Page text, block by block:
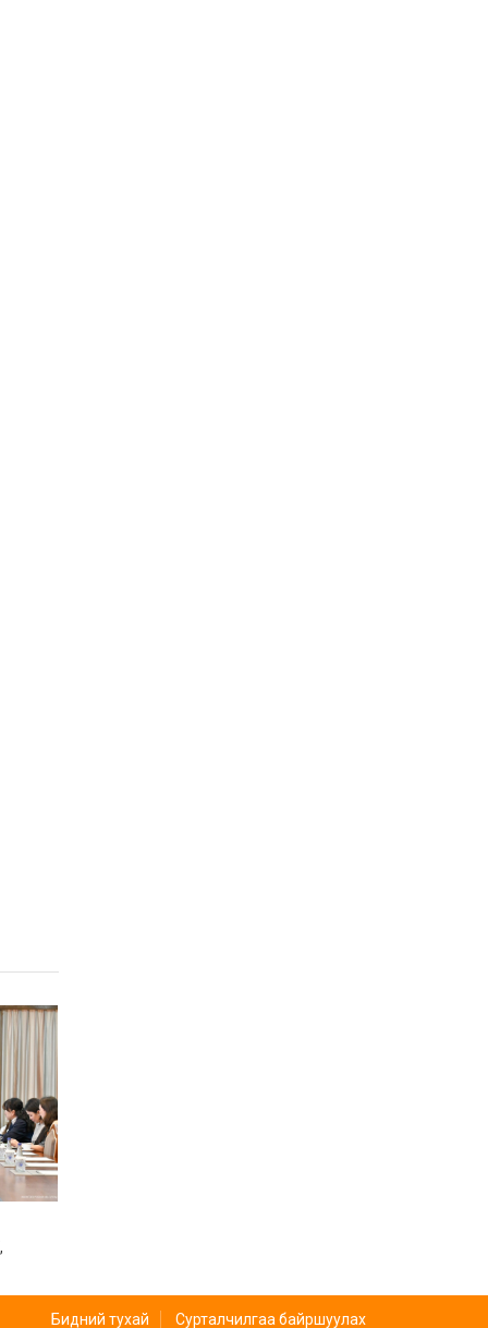
Бидний тухай Сурталчилгаа байршуулах